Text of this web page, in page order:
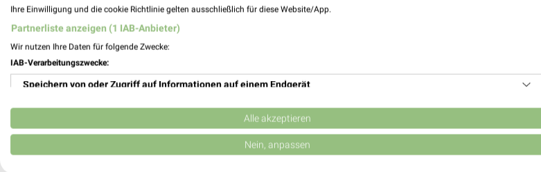
weekli - Prospekte & Angebote App
Alle Kik Angebote immer griffbereit – mit der kostenlosen weekli App für iOS & Android.
Standortgenaue Angebote
✔Folge deinem Lieblingshändler
Ihre Einwilligung und die cookie Richtlinie gelten ausschließlich für diese Website/App.
Partnerliste anzeigen (1 IAB-Anbieter)
Wir nutzen Ihre Daten für folgende Zwecke:
IAB-Verarbeitungszwecke:
Speichern von oder Zugriff auf Informationen auf einem Endgerät
Verwendung reduzierter Daten zur Auswahl von Werbeanzeigen
Erstellung von Profilen für personalisierte Werbung
Alle akzeptieren
Nein, anpassen